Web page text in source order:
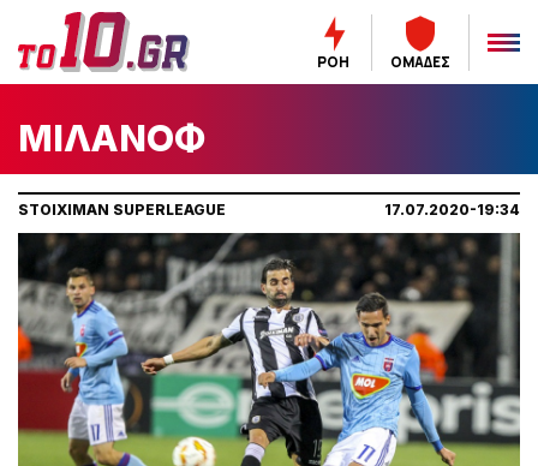
ΡΟΗ ΟΜΑΔΕΣ
ΜΙΛΑΝΟΦ
STOIXIMAN SUPERLEAGUE 17.07.2020-19:34